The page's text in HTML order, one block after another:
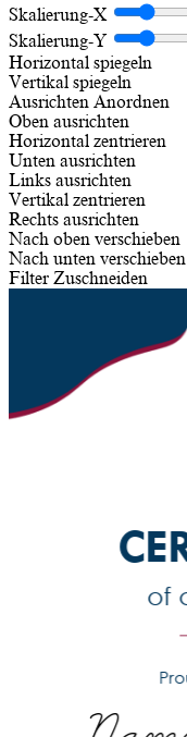
Skalierung-X
Skalierung-Y
Horizontal spiegeln
Vertikal spiegeln
Ausrichten Anordnen
Oben ausrichten
Horizontal zentrieren
Unten ausrichten
Links ausrichten
Vertikal zentrieren
Rechts ausrichten
Nach oben verschieben
Nach unten verschieben
Filter Zuschneiden